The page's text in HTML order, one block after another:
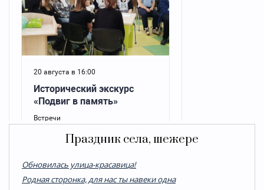
Праздник села, шежере
Обновилась улица-красавица!
Родная сторонка, для нас ты навеки одна